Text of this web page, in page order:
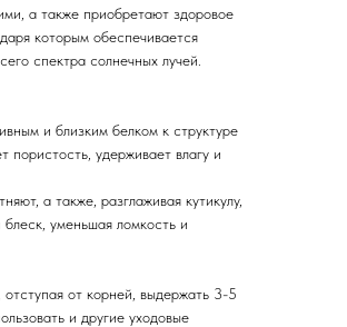
а также приобретают здоровое
которым обеспечивается
спектра солнечных лучей.
и близким белком к структуре
пористость, удерживает влагу и
а также, разглаживая кутикулу,
уменьшая ломкость и
от корней, выдержать 3-5
и другие уходовые